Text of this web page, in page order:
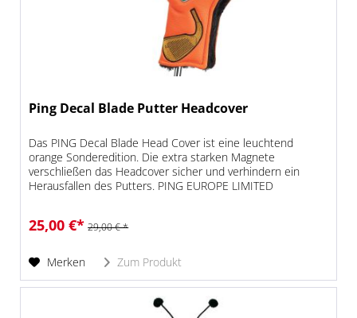
Ping Decal Blade Putter Headcover
Das PING Decal Blade Head Cover ist eine leuchtend
orange Sonderedition. Die extra starken Magnete
verschließen das Headcover sicher und verhindern ein
Herausfallen des Putters. PING EUROPE LIMITED
25,00 €* 29,00 € *
Merken Zum Produkt